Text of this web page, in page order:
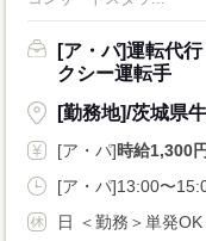
[ア・パ]運転代
クシー運転手
[勤務地]/茨城県
[ア・パ]時給1,300
[ア・パ]13:00〜
日 ＜勤務＞単発